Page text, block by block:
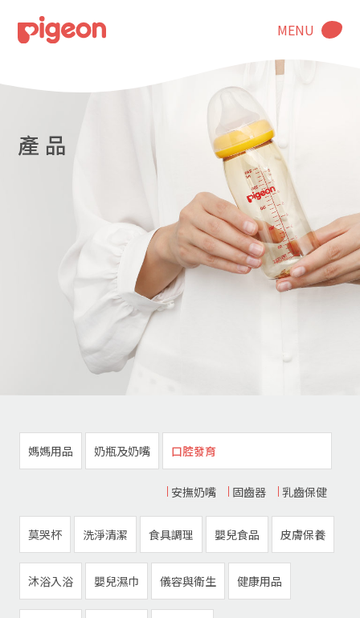
MENU
產 品
媽媽用品 奶瓶及奶嘴 口腔發育
安撫奶嘴 固齒器 乳齒保健
莫哭杯 洗淨清潔 食具調理 嬰兒食品 皮膚保養
沐浴入浴 嬰兒濕巾 儀容與衛生 健康用品